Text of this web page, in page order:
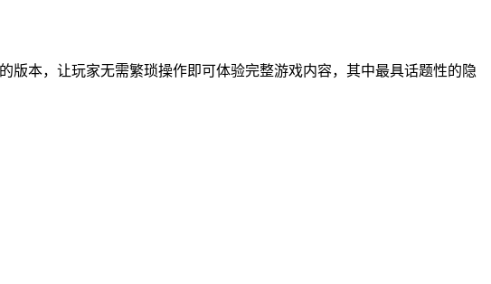
本，让玩家无需繁琐操作即可体验完整游戏内容，其中最具话题性的隐